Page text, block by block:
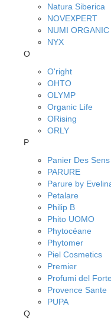
Natura Siberica
NOVEXPERT
NUMI
NYX
O
O'right
OHTO
OLYMP
Organic Life
ORising
ORLY
P
Panier Des Sens
PARURE
Parure by
Petalare
Philip B
Phito UOMO
Phytocéane
Phytomer
Piel Cosmetics
Premier
Profumi del Forte
Provence Sante
PUPA
Q